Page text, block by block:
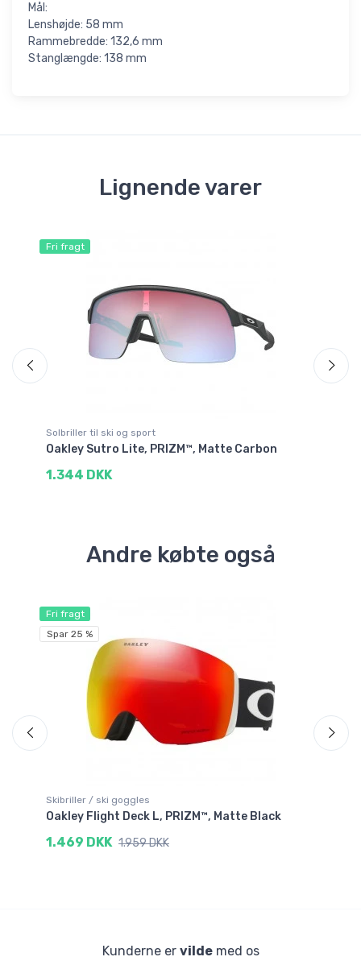
Mål:
Lenshøjde: 58 mm
Rammebredde: 132,6 mm
Stanglængde: 138 mm
Lignende varer
Fri fragt
Solbriller til ski og sport
Oakley Sutro Lite, PRIZM™, Matte Carbon
1.344 DKK
Andre købte også
Fri fragt
Spar 25 %
Skibriller / ski goggles
Oakley Flight Deck L, PRIZM™, Matte Black
1.469 DKK 1.959 DKK
Kunderne er vildemed os